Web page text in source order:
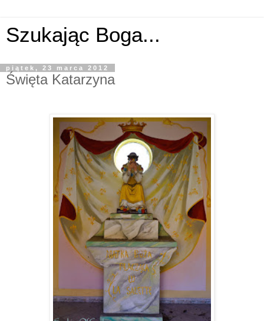
Szukając Boga...
piątek, 23 marca 2012
Święta Katarzyna